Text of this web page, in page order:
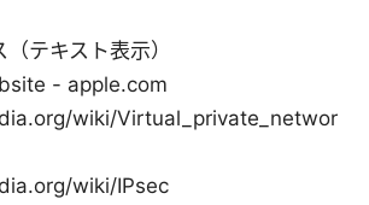
テキスト表示）
- apple.com
wiki/Virtual_private_networ
wiki/IPsec